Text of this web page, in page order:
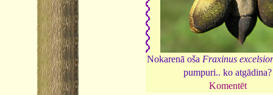
Nokarenā oša Fraxinus
pumpuri.. ko atgādina?
Komentēt